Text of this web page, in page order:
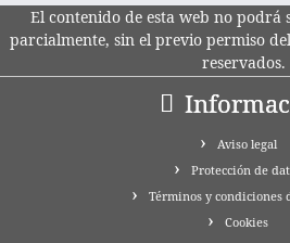
El contenido de esta web no
parcialmente, sin el previo permiso
reservados.
Aviso legal
Protección de
Términos y condiciones
Cookies